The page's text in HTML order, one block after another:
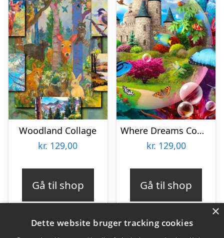
Woodland Collage
kr. 129,00
Gå til shop
Where Dreams Come True
kr. 129,00
Gå til shop
×
Dette website bruger tracking cookies